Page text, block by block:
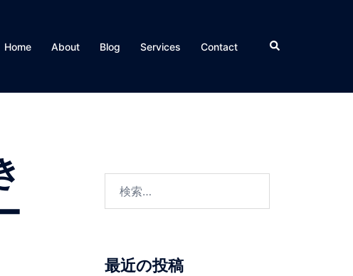
Home About Blog Services Contact
検
索
最近の投稿